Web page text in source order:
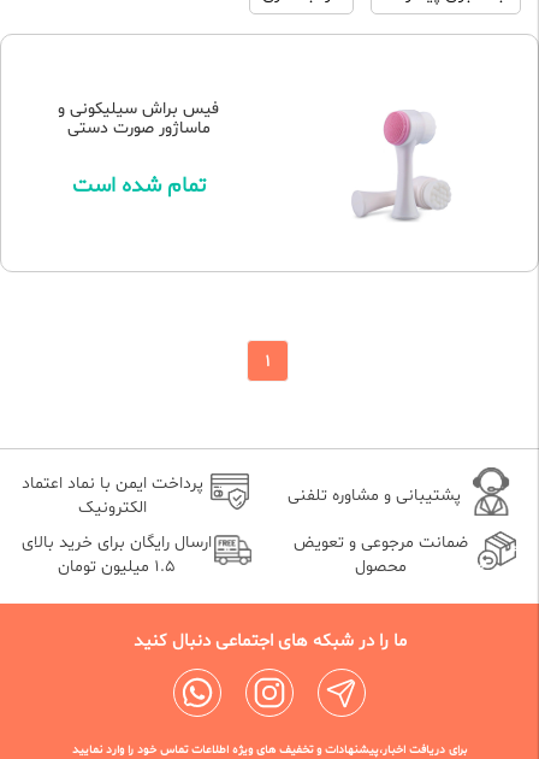
فیس براش سیلیکونی و
ماساژور صورت دستی
تمام شده است
1
پشتیبانی و مشاوره تلفنی
پرداخت ایمن با نماد اعتماد
الکترونیک
ضمانت مرجوعی و تعویض
محصول
ارسال رایگان برای خرید بالای
1.5 میلیون تومان
ما را در شبکه های اجتماعی دنبال کنید
برای دریافت اخبار،پیشنهادات و تخفیف های ویژه اطلاعات تماس خود را وارد نمایید